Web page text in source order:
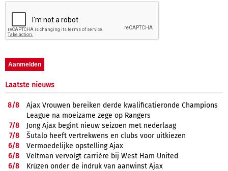
Laatste nieuws
8/8
Ajax Vrouwen bereiken derde kwalificatieronde Champions
League na moeizame zege op Rangers
7/8
Jong Ajax begint nieuw seizoen met nederlaag
7/8
Šutalo heeft vertrekwens en clubs voor uitkiezen
6/8
Vermoedelijke opstelling Ajax
6/8
Veltman vervolgt carrière bij West Ham United
6/8
Krüzen onder de indruk van aanwinst Ajax